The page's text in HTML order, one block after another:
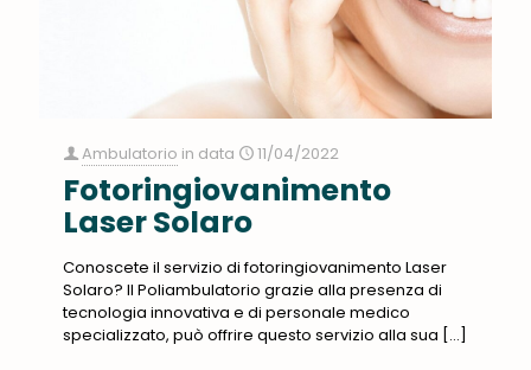
Ambulatorio in data 11/04/2022
Fotoringiovanimento
Laser Solaro
Conoscete il servizio di fotoringiovanimento Laser
Solaro? Il Poliambulatorio grazie alla presenza di
tecnologia innovativa e di personale medico
specializzato, può offrire questo servizio alla sua […]